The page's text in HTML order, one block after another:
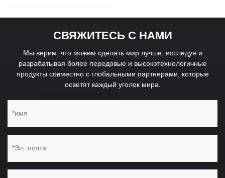
СВЯЖИТЕСЬ С НАМИ
Мы верим, что можем сделать мир лучше, исследуя и
разрабатывая более передовые и высокотехнологичные
продукты совместно с глобальными партнерами, которые
осветят каждый уголок мира.
имя
Эл. почта